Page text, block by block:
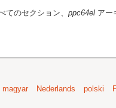
てのセクション、 ppc64el アー
magyar Nederlands polski